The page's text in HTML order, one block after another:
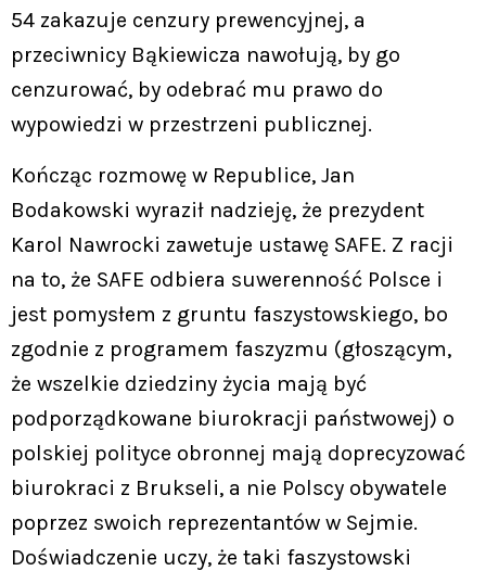
54 zakazuje cenzury prewencyjnej, a
przeciwnicy Bąkiewicza nawołują, by go
cenzurować, by odebrać mu prawo do
wypowiedzi w przestrzeni publicznej.
Kończąc rozmowę w Republice, Jan
Bodakowski wyraził nadzieję, że prezydent
Karol Nawrocki zawetuje ustawę SAFE. Z racji
na to, że SAFE odbiera suwerenność Polsce i
jest pomysłem z gruntu faszystowskiego, bo
zgodnie z programem faszyzmu (głoszącym,
że wszelkie dziedziny życia mają być
podporządkowane biurokracji państwowej) o
polskiej polityce obronnej mają doprecyzować
biurokraci z Brukseli, a nie Polscy obywatele
poprzez swoich reprezentantów w Sejmie.
Doświadczenie uczy, że taki faszystowski